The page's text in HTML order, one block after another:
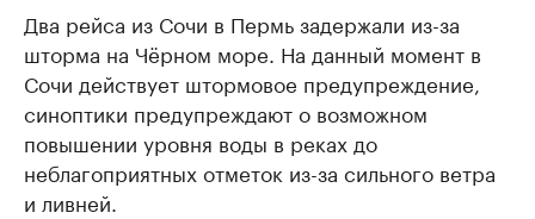
Два рейса из Сочи в Пермь задержали из-за
шторма на Чёрном море. На данный момент в
Сочи действует штормовое предупреждение,
синоптики предупреждают о возможном
повышении уровня воды в реках до
неблагоприятных отметок из-за сильного ветра
и ливней.